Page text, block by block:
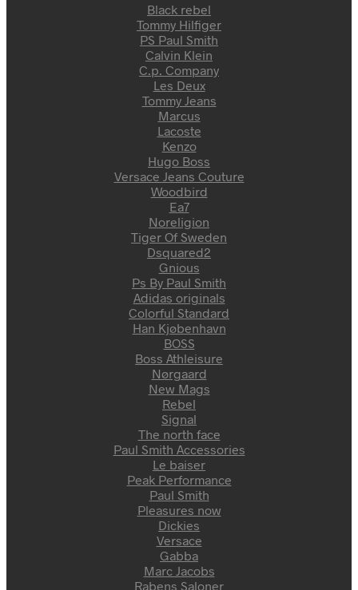
Black rebel
Tommy Hilfiger
PS Paul Smith
Calvin Klein
C.p. Company
Les Deux
Tommy Jeans
Marcus
Lacoste
Kenzo
Hugo Boss
Versace Jeans Couture
Woodbird
Ea7
Noreligion
Tiger Of Sweden
Dsquared2
Gnious
Ps By Paul Smith
Adidas originals
Colorful Standard
Han Kjøbenhavn
BOSS
Boss Athleisure
Nørgaard
New Mags
Rebel
Signal
The north face
Paul Smith Accessories
Le baiser
Peak Performance
Paul Smith
Pleasures now
Dickies
Versace
Gabba
Marc Jacobs
Rabens Saloner